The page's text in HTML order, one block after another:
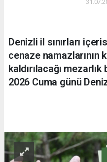
Denizli il sınırları
cenaze namazlarının
kaldırılacağı
2026 Cuma günü